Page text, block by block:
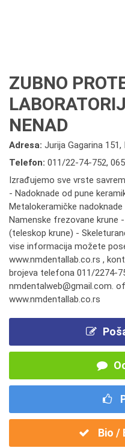
ZUBNO
NENAD
Adresa: Jurija Gagarina
Telefon: 011/22-74-752,
Izrađujemo sve vrste
- Nadoknade od pune
Metalokeramičke
Namenske frezovane krune
(teleskop krune) -
vise informacija možete
www.nmdentallab.co.rs ,
brojeva telefona 011/2274-
nmdentalweb@gmail.com.
www.nmdentallab.co.rs
Bio /